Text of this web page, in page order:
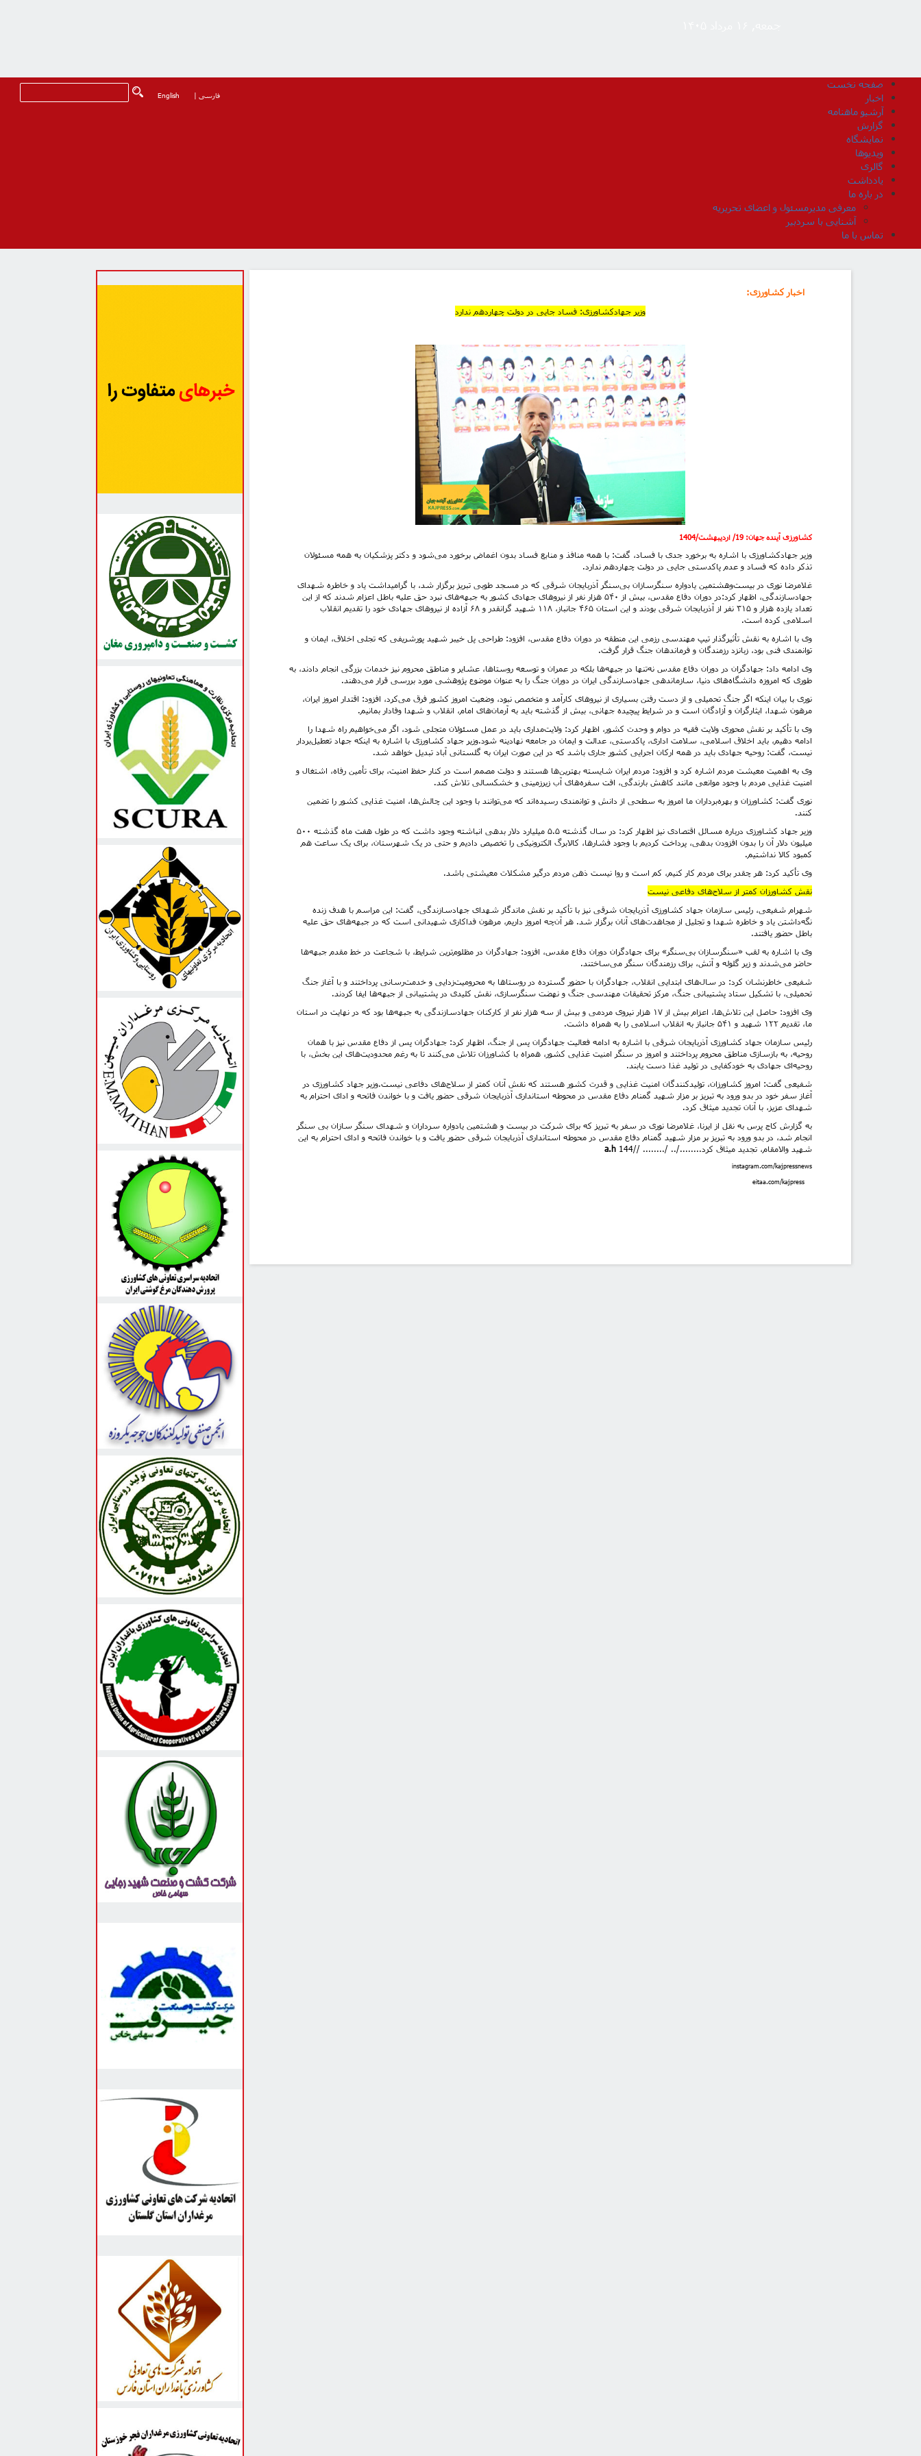
صفحه نخست
اخبار
آرشیو ماهنامه
گزارش
نمایشگاه
ویدیوها
گالری
یادداشت
در باره ما
معرفی مدیرمسئول و اعضای تحریریه
آشنایی با سردبیر
تماس با ما
فارسی |
English
اخبار کشاورزی:
وزیر جهادکشاورزی: فساد جایی در دولت چهاردهم ندارد
کشاورزی آینده جهان:
وزیر جهادکشاورزی با اشاره به برخورد جدی با فساد، گفت: با همه منافذ و منابع فساد بدون اغماض برخورد می‌شود و دکتر پزشکیان به همه مسئولان
تذکر داده که فساد و عدم پاکدستی جایی در دولت چهاردهم ندارد.
غلامرضا نوری در بیست‌وهشتمین یادواره سنگرسازان بی‌سنگر آذربایجان شرقی که در مسجد طوبی تبریز برگزار شد، با گرامیداشت یاد و خاطره شهدای
جهادسازندگی، اظهار کرد:در دوران دفاع مقدس، بیش از ۵۴۰ هزار نفر از نیروهای جهادی کشور به جبهه‌های نبرد حق علیه باطل اعزام شدند که از این
تعداد یازده هزار و ۳۱۵ نفر از آذربایجان شرقی بودند و این استان ۴۶۵ جانباز، ۱۱۸ شهید گرانقدر و ۶۸ آزاده از نیروهای جهادی خود را تقدیم انقلاب
اسلامی کرده است.
وی با اشاره به نقش تأثیرگذار تیپ مهندسی رزمی این منطقه در دوران دفاع مقدس، افزود: طراحی‌ پل خیبر شهید پورشریفی که تجلی اخلاق، ایمان و
توانمندی فنی بود، زبانزد رزمندگان و فرماندهان جنگ قرار گرفت.
وی ادامه داد: جهادگران در دوران دفاع مقدس نه‌تنها در جبهه‌ها بلکه در عمران و توسعه روستاها، عشایر و مناطق محروم نیز خدمات بزرگی انجام دادند، به
طوری که امروزه دانشگاه‌های دنیا، سازماندهی جهادسازندگی ایران در دوران جنگ را به عنوان موضوع پژوهشی مورد بررسی قرار می‌دهند.
نوری با بیان اینکه اگر جنگ تحمیلی و از دست رفتن بسیاری از نیروهای کارآمد و متخصص نبود، وضعیت امروز کشور فرق می‌کرد، افزود: اقتدار امروز ایران،
مرهون شهدا، ایثارگران و آزادگان است و در شرایط پیچیده جهانی، بیش از گذشته باید به آرمان‌های امام، انقلاب و شهدا وفادار بمانیم.
وی با تأکید بر نقش محوری ولایت فقیه در دوام و وحدت کشور، اظهار کرد: ولایت‌مداری باید در عمل مسئولان متجلی شود، اگر می‌خواهیم راه شهدا را
ادامه دهیم، باید اخلاق اسلامی، سلامت اداری، پاکدستی، عدالت و ایمان در جامعه نهادینه شود.وزیر جهاد کشاورزی با اشاره به اینکه جهاد تعطیل‌بردار
نیست، گفت: روحیه جهادی باید در همه ارکان اجرایی کشور جاری باشد که در این صورت ایران به گلستانی آباد تبدیل خواهد شد.
وی به اهمیت معیشت مردم اشاره کرد و افزود: مردم ایران شایسته بهترین‌ها هستند و دولت مصمم است در کنار حفظ امنیت، برای تأمین رفاه، اشتغال و
امنیت غذایی مردم با وجود موانعی مانند کاهش بارندگی، افت سفره‌های آب زیرزمینی و خشکسالی تلاش کند.
نوری گفت: کشاورزان و بهره‌برداران ما امروز به سطحی از دانش و توانمندی رسیده‌اند که می‌توانند با وجود این چالش‌ها، امنیت غذایی کشور را تضمین
کنند.
وزیر جهاد کشاورزی درباره مسائل اقتصادی نیز اظهار کرد: در سال گذشته ۵.۵ میلیارد دلار بدهی انباشته وجود داشت که در طول هفت ماه گذشته ۵۰۰
میلیون دلار آن را بدون افزودن بدهی، پرداخت کردیم با وجود فشارها، کالابرگ الکترونیکی را تخصیص دادیم و حتی در یک شهرستان، برای یک ساعت هم
کمبود کالا نداشتیم.
وی تأکید کرد: هر چقدر برای مردم کار کنیم، کم است و روا نیست ذهن مردم درگیر مشکلات معیشتی باشد.
نقش کشاورزان کمتر از سلاح‌های دفاعی نیست
شهرام شفیعی، رئیس سازمان جهاد کشاورزی آذربایجان شرقی نیز با تأکید بر نقش ماندگار شهدای جهادسازندگی، گفت: این مراسم با هدف زنده
نگه‌داشتن یاد و خاطره شهدا و تجلیل از مجاهدت‌های آنان برگزار شد. هر آن‌چه امروز داریم، مرهون فداکاری شهیدانی است که در جبهه‌های حق علیه
باطل حضور یافتند.
وی با اشاره به لقب «سنگرسازان بی‌سنگر» برای جهادگران دوران دفاع مقدس، افزود: جهادگران در مظلوم‌ترین شرایط، با شجاعت در خط مقدم جبهه‌ها
حاضر می‌شدند و زیر گلوله و آتش، برای رزمندگان سنگر می‌ساختند.
شفیعی خاطرنشان کرد: در سال‌های ابتدایی انقلاب، جهادگران با حضور گسترده در روستاها به محرومیت‌زدایی و خدمت‌رسانی پرداختند و با آغاز جنگ
تحمیلی، با تشکیل ستاد پشتیبانی جنگ، مرکز تحقیقات مهندسی جنگ و نهضت سنگرسازی، نقش کلیدی در پشتیبانی از جبهه‌ها ایفا کردند.
وی افزود: حاصل این تلاش‌ها، اعزام بیش از ۱۷ هزار نیروی مردمی و بیش از سه هزار نفر از کارکنان جهادسازندگی به جبهه‌ها بود که در نهایت در استان
ما، تقدیم ۱۲۲ شهید و ۵۴۱ جانباز به انقلاب اسلامی را به همراه داشت.
رئیس سازمان جهاد کشاورزی آذربایجان شرقی با اشاره به ادامه فعالیت جهادگران پس از جنگ، اظهار کرد: جهادگران پس از دفاع مقدس نیز با همان
روحیه، به بازسازی مناطق محروم پرداختند و امروز در سنگر امنیت غذایی کشور، همراه با کشاورزان تلاش می‌کنند تا به رغم محدودیت‌های این بخش، با
روحیه‌ای جهادی به خودکفایی در تولید غذا دست یابند.
شفیعی گفت: امروز کشاورزان، تولیدکنندگان امنیت غذایی و قدرت کشور هستند که نقش آنان کمتر از سلاح‌های دفاعی نیست.وزیر جهاد کشاورزی در
آغاز سفر خود در بدو ورود به تبریز بر مزار شهید گمنام دفاع مقدس در محوطه استانداری آذربایجان شرقی حضور یافت و با خواندن فاتحه و ادای احترام به
شهدای عزیز، با آنان تجدید میثاق کرد.
به گزارش کاج پرس به نقل از ایرنا، غلامرضا نوری در سفر به تبریز که برای شرکت در بیست و هشتمین یادواره سرداران و شهدای سنگر سازان بی سنگر
انجام شد، در بدو ورود به تبریز بر مزار شهید گمنام دفاع مقدس در محوطه استانداری آذربایجان شرقی حضور یافت و با خواندن فاتحه و ادای احترام به این
شهید والامقام، تجدید میثاق کرد......../.. /........ //144
a.h
instagram.com/kajpressnews
eitaa.com/kajpress